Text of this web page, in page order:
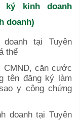
ký kinh doanh
doanh)
tại Tuyên
thể
CMND, căn cước
tên đăng ký làm
y công chứng
doanh tại Tuyên